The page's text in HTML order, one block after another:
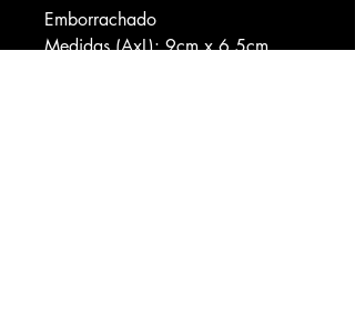
Emborrachado
Medidas (AxL): 9cm x 6,5cm